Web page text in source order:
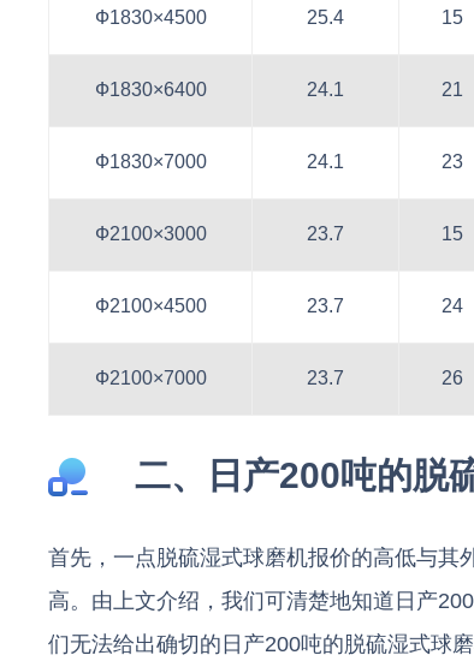
Ф1830×4500 25.4 15
Ф1830×6400 24.1 21
Ф1830×7000 24.1 23
Ф2100×3000 23.7 15
Ф2100×4500 23.7 24
Ф2100×7000 23.7 26
二、日产200吨的脱
首先，一点脱硫湿式球磨机报价的高低与其
高。由上文介绍，我们可清楚地知道日产
们无法给出确切的日产200吨的脱硫湿式球